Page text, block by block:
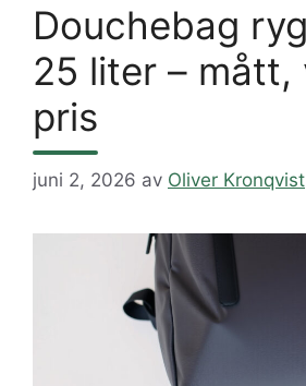
Douchebag
25 liter – mått,
pris
juni 2, 2026 av Oliver Kronqvist